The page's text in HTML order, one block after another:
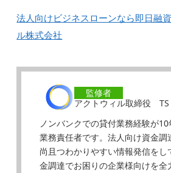
法人向けビジネスローンなら即日融
ル株式会社
監修者
アクトウィル取締役 TS
ノンバンクでの貸付業務経験が
業務責任者です。法人向け資金調
尚且つわかりやすい情報発信をし
金調達でお困りの企業様向けを全